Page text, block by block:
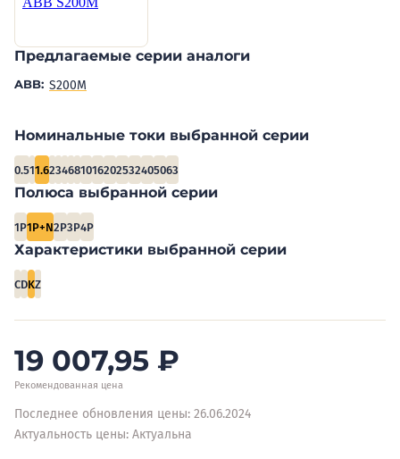
Предлагаемые серии аналоги
ABB: S200M
Номинальные токи выбранной серии
0.511.6234681016202532405063
Полюса выбранной серии
1P1P+N2P3P4P
Характеристики выбранной серии
CDKZ
19 007,95 ₽
Рекомендованная цена
Последнее обновления цены: 26.06.2024
Актуальность цены: Актуальна